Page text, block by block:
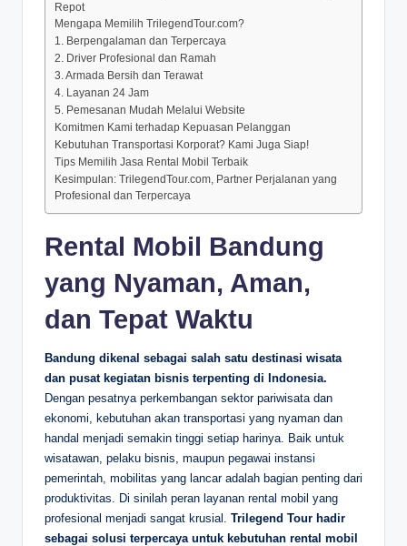
Repot
Mengapa Memilih TrilegendTour.com?
1. Berpengalaman dan Terpercaya
2. Driver Profesional dan Ramah
3. Armada Bersih dan Terawat
4. Layanan 24 Jam
5. Pemesanan Mudah Melalui Website
Komitmen Kami terhadap Kepuasan Pelanggan
Kebutuhan Transportasi Korporat? Kami Juga Siap!
Tips Memilih Jasa Rental Mobil Terbaik
Kesimpulan: TrilegendTour.com, Partner Perjalanan yang
Profesional dan Terpercaya
Rental Mobil Bandung
yang Nyaman, Aman,
dan Tepat Waktu
Bandung dikenal sebagai salah satu destinasi wisata
dan pusat kegiatan bisnis terpenting di Indonesia.
Dengan pesatnya perkembangan sektor pariwisata dan
ekonomi, kebutuhan akan transportasi yang nyaman dan
handal menjadi semakin tinggi setiap harinya. Baik untuk
wisatawan, pelaku bisnis, maupun pegawai instansi
pemerintah, mobilitas yang lancar adalah bagian penting dari
produktivitas. Di sinilah peran layanan rental mobil yang
profesional menjadi sangat krusial. Trilegend Tour hadir
sebagai solusi terpercaya untuk kebutuhan rental mobil